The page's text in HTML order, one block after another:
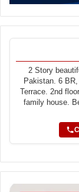
2 Story
Pakistan. 6
Terrace. 2nd
family house.